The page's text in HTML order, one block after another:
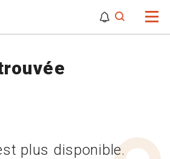
plus disponible.